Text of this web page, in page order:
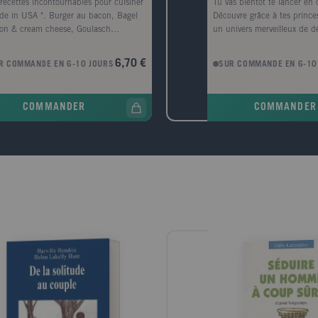
incontournables pour cuisiner
in USA ". Burger au bacon, Bagel
& cream cheese, Goulasch
Brownies, Milkshake... Tout le
de l'Amérique !Des listes d'ingrédients
en note pour les emporter partout
soi !Carrément cuisine, c'est
COMMANDE EN 6-10 JOURS 6,70 €
COMMANDER
Tu vas bientôt te lancer en
Découvre grâce à tes
un univers merveilleux de
recettes avec tes amis et
l'occasion de belles fêtes.
coeurs aux cerises de
décore tous ces desserts
SUR COMMANDE EN 6-10
COMMANDER